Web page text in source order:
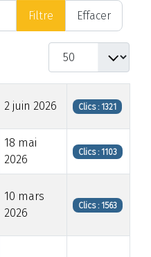
Filtre Effacer
Afficher #
2 juin 2026 Clics : 1321
18 mai
2026
Clics : 1103
10 mars
2026
Clics : 1563